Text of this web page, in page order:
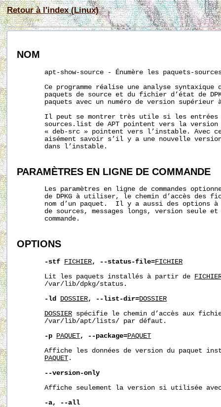
Retour à l'index (Linux)
NOM
apt-show-source - Énumère les paquets-
Ce programme réalise une analyse syntaxique
paquets de source et du fichier d’état de
paquets avec un numéro de version supérieur
Il peut se montrer très utile si les
sources.list de APT pointent vers la
« deb-src » pointent vers l’instable. Avec
aisément savoir s’il y a une nouvelle
       dans l’instable.
PARAMÈTRES EN LIGNE DE COMMANDE
Les paramètres en ligne de commandes
de DPKG à utiliser, le chemin d’accès des
nom d’un paquet.  Il y a aussi des options
de sources, messages longs, version seule
       commande.
OPTIONS
-stf FICHIER, --status-file=FICHIER
       Lit les paquets installés à partir de
       /var/lib/dpkg/status.
-ld
DOSSIER, --list-dir=DOSSIER
DOSSIER spécifie le chemin d’accès aux
/var/lib/apt/lists/ par défaut.
-p
PAQUET, --package=PAQUET
Affiche les données de version du paquet
PAQUET .
--version-only
Affiche seulement la version si utilisée
-a,
--all